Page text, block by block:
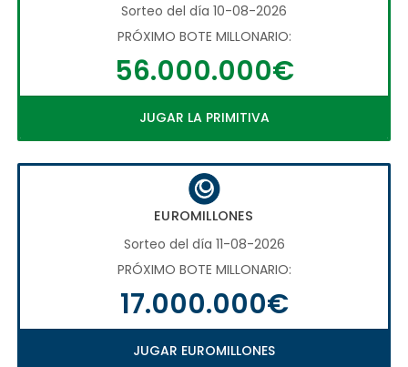
Sorteo del día 10-08-2026
PRÓXIMO BOTE MILLONARIO:
56.000.000€
JUGAR LA PRIMITIVA
EUROMILLONES
Sorteo del día 11-08-2026
PRÓXIMO BOTE MILLONARIO:
17.000.000€
JUGAR EUROMILLONES